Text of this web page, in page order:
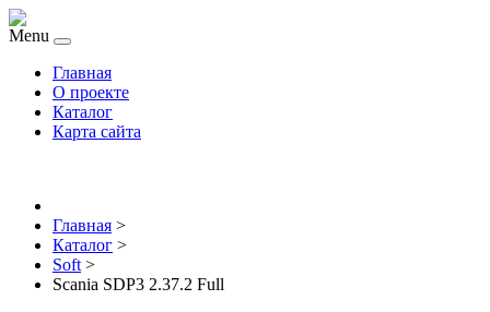
Menu
Главная
О проекте
Каталог
Карта сайта
Главная >
Каталог >
Soft >
Scania SDP3 2.37.2 Full